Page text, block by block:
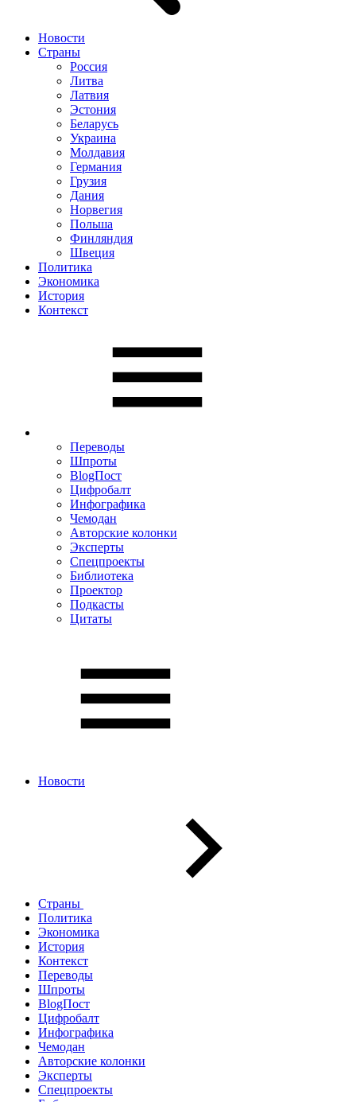
Новости
Страны
Россия
Литва
Латвия
Эстония
Беларусь
Украина
Молдавия
Германия
Грузия
Дания
Норвегия
Польша
Финляндия
Швеция
Политика
Экономика
История
Контекст
Переводы
Шпроты
BlogПост
Цифробалт
Инфографика
Чемодан
Авторские колонки
Эксперты
Спецпроекты
Библиотека
Проектор
Подкасты
Цитаты
Новости
Страны
Политика
Экономика
История
Контекст
Переводы
Шпроты
BlogПост
Цифробалт
Инфографика
Чемодан
Авторские колонки
Эксперты
Спецпроекты